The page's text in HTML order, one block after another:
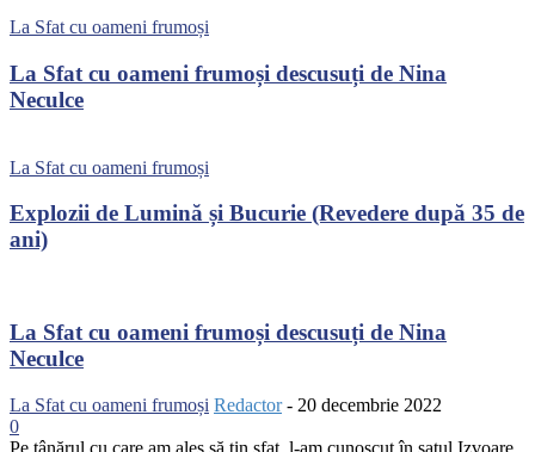
La Sfat cu oameni frumoși
La Sfat cu oameni frumoși descusuți de Nina
Neculce
La Sfat cu oameni frumoși
Explozii de Lumină și Bucurie (Revedere după 35 de
ani)
La Sfat cu oameni frumoși descusuți de Nina
Neculce
La Sfat cu oameni frumoși Redactor - 20 decembrie 2022
0
Pe tânărul cu care am ales să țin sfat, l-am cunoscut în satul Izvoare,